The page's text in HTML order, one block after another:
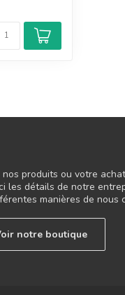
produits ou votre
les détails de notre
manières de nous
notre boutique